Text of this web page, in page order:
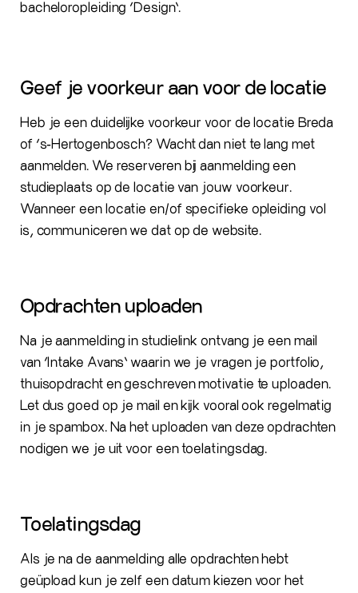
bacheloropleiding ‘Design’.
Geef je voorkeur aan voor de locatie
Heb je een duidelijke voorkeur voor de locatie Breda
of ‘s‑Hertogenbosch? Wacht dan niet te lang met
aanmelden. We reserveren bij aanmelding een
studieplaats op de locatie van jouw voorkeur.
Wanneer een locatie en/of specifieke opleiding vol
is, communiceren we dat op de website.
Opdrachten uploaden
Na je aanmelding in studielink ontvang je een mail
van ‘Intake Avans’ waarin we je vragen je portfolio,
thuisopdracht en geschreven motivatie te uploaden.
Let dus goed op je mail en kijk vooral ook regelmatig
in je spambox. Na het uploaden van deze opdrachten
nodigen we je uit voor een toelatingsdag.
Toelatingsdag
Als je na de aanmelding alle opdrachten hebt
geüpload kun je zelf een datum kiezen voor het